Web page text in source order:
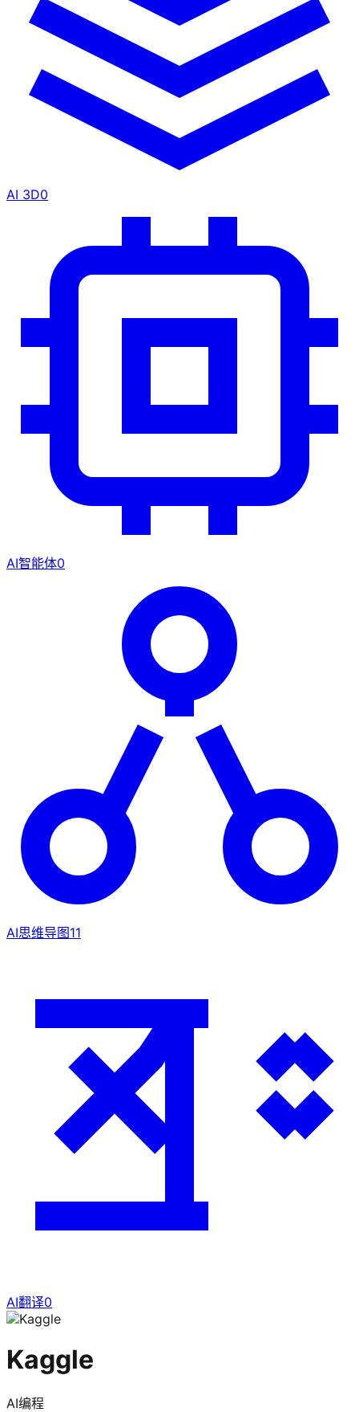
AI 3D0
AI智能体0
AI思维导图11
AI翻译0
Kaggle
AI编程